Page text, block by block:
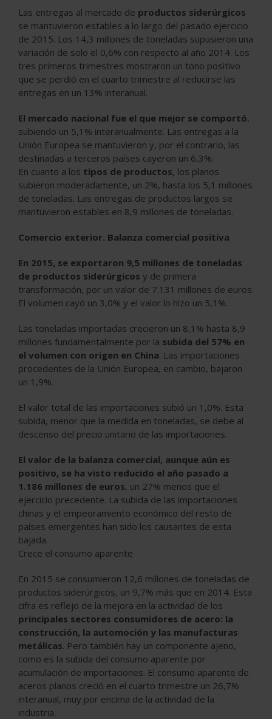
Las entregas al mercado de productos siderúrgicos
se mantuvieron estables a lo largo del pasado ejercicio
de 2015. Los 14,3 millones de toneladas supusieron una
variación de solo el 0,6% con respecto al año 2014. Los
tres primeros trimestres mostraron un tono positivo
que se perdió en el cuarto trimestre al reducirse las
entregas en un 13% interanual.
El mercado nacional fue el que mejor se comportó,
subiendo un 5,1% interanualmente. Las entregas a la
Unión Europea se mantuvieron y, por el contrario, las
destinadas a terceros países cayeron un 6,3%.
En cuanto a los tipos de productos, los planos
subieron moderadamente, un 2%, hasta los 5,1 millones
de toneladas. Las entregas de productos largos se
mantuvieron estables en 8,9 millones de toneladas.
Comercio exterior. Balanza comercial positiva
En 2015, se exportaron 9,5 millones de toneladas
de productos siderúrgicos y de primera
transformación, por un valor de 7.131 millones de euros.
El volumen cayó un 3,0% y el valor lo hizo un 5,1%.
Las toneladas importadas crecieron un 8,1% hasta 8,9
millones fundamentalmente por la subida del 57% en
el volumen con origen en China. Las importaciones
procedentes de la Unión Europea, en cambio, bajaron
un 1,9%.
El valor total de las importaciones subió un 1,0%. Esta
subida, menor que la medida en toneladas, se debe al
descenso del precio unitario de las importaciones.
El valor de la balanza comercial, aunque aún es
positivo, se ha visto reducido el año pasado a
1.186 millones de euros, un 27% menos que el
ejercicio precedente. La subida de las importaciones
chinas y el empeoramiento económico del resto de
países emergentes han sido los causantes de esta
bajada.
Crece el consumo aparente
En 2015 se consumieron 12,6 millones de toneladas de
productos siderúrgicos, un 9,7% más que en 2014. Esta
cifra es reflejo de la mejora en la actividad de los
principales sectores consumidores de acero: la
construcción, la automoción y las manufacturas
metálicas. Pero también hay un componente ajeno,
como es la subida del consumo aparente por
acumulación de importaciones. El consumo aparente de
aceros planos creció en el cuarto trimestre un 26,7%
interanual, muy por encima de la actividad de la
industria.